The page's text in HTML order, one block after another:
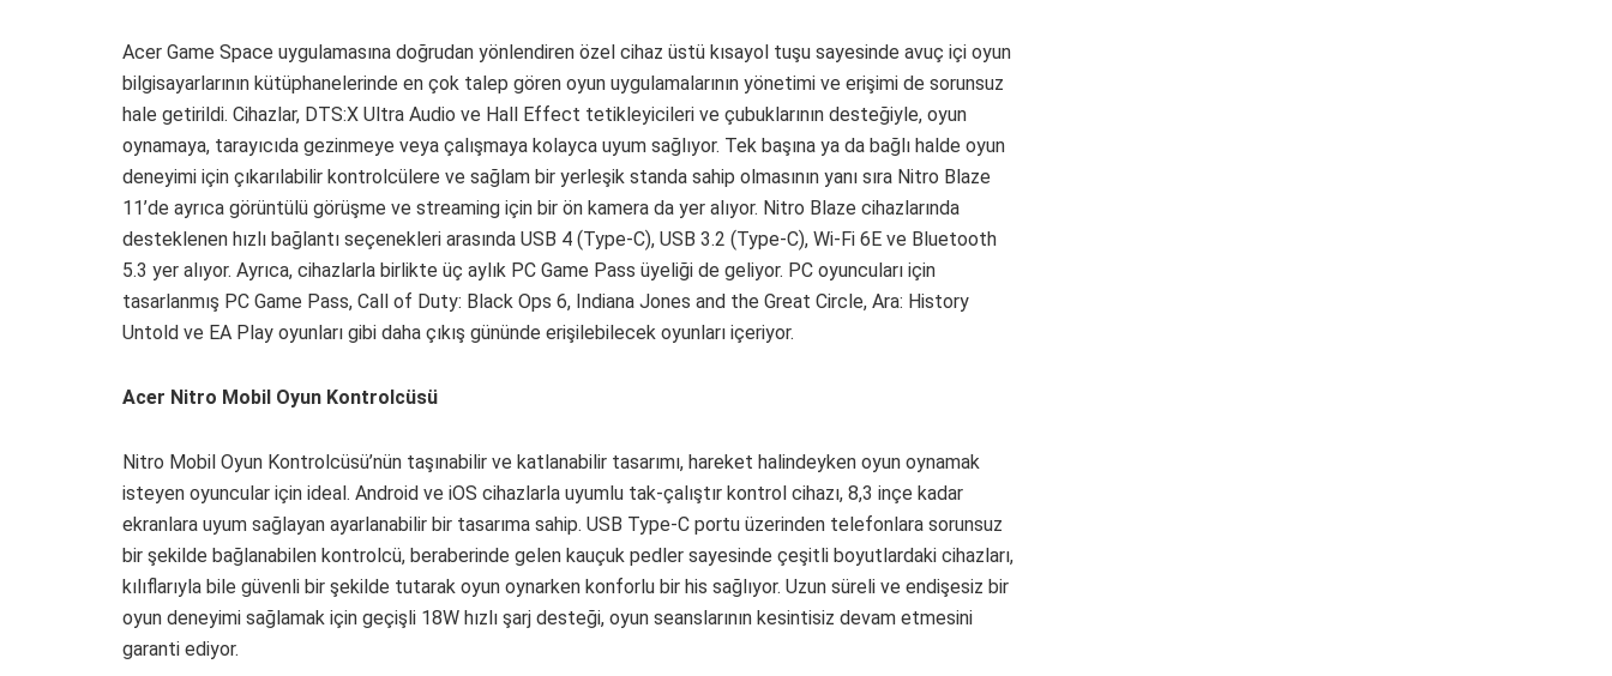
Acer Game Space uygulamasına doğrudan yönlendiren özel cihaz üstü kısayol tuşu sayesinde avuç içi oyun
bilgisayarlarının kütüphanelerinde en çok talep gören oyun uygulamalarının yönetimi ve erişimi de sorunsuz
hale getirildi. Cihazlar, DTS:X Ultra Audio ve Hall Effect tetikleyicileri ve çubuklarının desteğiyle, oyun
oynamaya, tarayıcıda gezinmeye veya çalışmaya kolayca uyum sağlıyor. Tek başına ya da bağlı halde oyun
deneyimi için çıkarılabilir kontrolcülere ve sağlam bir yerleşik standa sahip olmasının yanı sıra Nitro Blaze
11’de ayrıca görüntülü görüşme ve streaming için bir ön kamera da yer alıyor. Nitro Blaze cihazlarında
desteklenen hızlı bağlantı seçenekleri arasında USB 4 (Type-C), USB 3.2 (Type-C), Wi-Fi 6E ve Bluetooth
5.3 yer alıyor. Ayrıca, cihazlarla birlikte üç aylık PC Game Pass üyeliği de geliyor. PC oyuncuları için
tasarlanmış PC Game Pass, Call of Duty: Black Ops 6, Indiana Jones and the Great Circle, Ara: History
Untold ve EA Play oyunları gibi daha çıkış gününde erişilebilecek oyunları içeriyor.
Acer Nitro Mobil Oyun Kontrolcüsü
Nitro Mobil Oyun Kontrolcüsü’nün taşınabilir ve katlanabilir tasarımı, hareket halindeyken oyun oynamak
isteyen oyuncular için ideal. Android ve iOS cihazlarla uyumlu tak-çalıştır kontrol cihazı, 8,3 inçe kadar
ekranlara uyum sağlayan ayarlanabilir bir tasarıma sahip. USB Type-C portu üzerinden telefonlara sorunsuz
bir şekilde bağlanabilen kontrolcü, beraberinde gelen kauçuk pedler sayesinde çeşitli boyutlardaki cihazları,
kılıflarıyla bile güvenli bir şekilde tutarak oyun oynarken konforlu bir his sağlıyor. Uzun süreli ve endişesiz bir
oyun deneyimi sağlamak için geçişli 18W hızlı şarj desteği, oyun seanslarının kesintisiz devam etmesini
garanti ediyor.